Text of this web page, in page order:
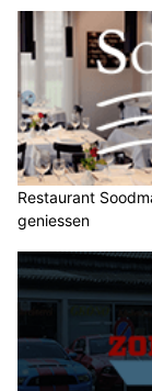
Restaurant
geniessen